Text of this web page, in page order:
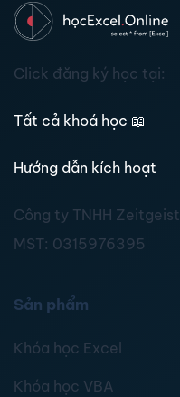
Click đăng ký học tại:
Tất cả khoá học 📖
Hướng dẫn kích hoạt
Công ty TNHH Zeitgeist
MST: 0315976395
Sản phẩm
Khóa học Excel
Khóa học VBA